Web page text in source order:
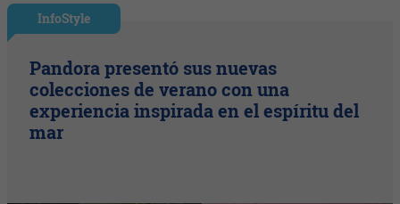
InfoStyle
Pandora presentó sus nuevas
colecciones de verano con una
experiencia inspirada en el espíritu del
mar